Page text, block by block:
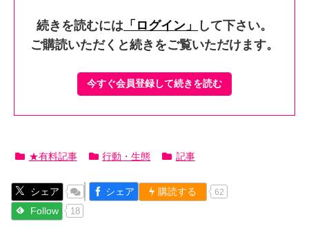
続きを読むには 「ログイン」
して下さい。
ご購読いただくと続きをご覧いただけます。
今すぐ会員登録して続きを読む
★有料記事 行動・生態 記事
シェア シェア 購読する 62
Follow 18